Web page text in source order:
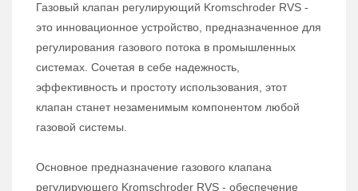
Газовый клапан регулирующий Kromschroder RVS -
это инновационное устройство, предназначенное для
регулирования газового потока в промышленных
системах. Сочетая в себе надежность,
эффективность и простоту использования, этот
клапан станет незаменимым компонентом любой
газовой системы.
Основное предназначение газового клапана
регулирующего Kromschroder RVS - обеспечение